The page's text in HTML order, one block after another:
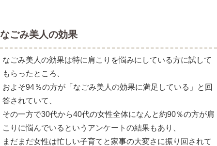
なごみ美人の効果
なごみ美人の効果は特に肩こりを悩みにしている方に試して
もらったところ、
およそ94％の方が「なごみ美人の効果に満足している」と回
答されていて、
その一方で30代から40代の女性全体になんと約90％の方が肩
こりに悩んでいるというアンケートの結果もあり、
まだまだ女性は忙しい子育てと家事の大変さに振り回されて